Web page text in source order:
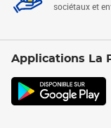
sociétaux et
Applications La